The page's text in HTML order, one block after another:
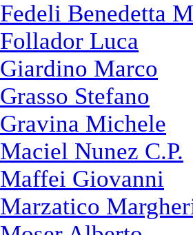
Fedeli Benedetta
Follador Luca
Giardino Marco
Grasso Stefano
Gravina Michele
Maciel Nunez C.P.
Maffei Giovanni
Marzatico